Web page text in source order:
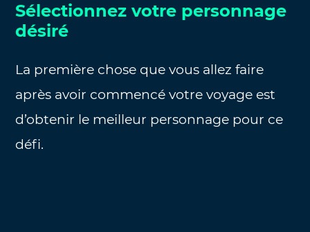
Sélectionnez votre personnage
désiré
La première chose que vous allez faire
après avoir commencé votre voyage est
d’obtenir le meilleur personnage pour ce
défi.